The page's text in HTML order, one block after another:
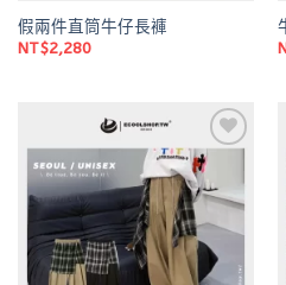
假兩件直筒牛仔長褲
NT$2,280
Add to
wishlist